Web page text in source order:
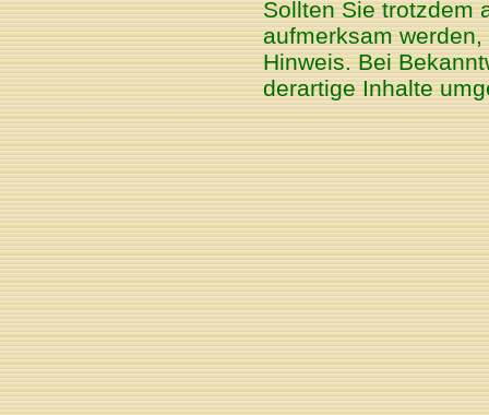
Sollten Sie trotzdem
aufmerksam
Hinweis. Bei
derartige Inhalte